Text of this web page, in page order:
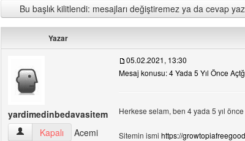
Bu başlık kilitlendi: mesajları değiştiremez ya da cevap
Yazar
yardimedinbedavasitem
yardimedinbedavasitem Kullanıcının profilini görüntüle
Kapalı
Acemi
05.02.2021, 13:30
Mesaj konusu: 4 Yada 5 Yıl Önce
Herkese selam, ben 4 yada 5 yıl
Sitemin ismi https://